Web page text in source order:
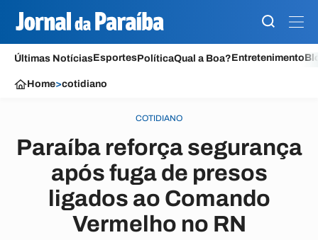
Últimas NotíciasEsportesPolíticaQual a Boa?Entretenimento
Home>cotidiano
COTIDIANO
Paraíba reforça segurança
após fuga de presos
ligados ao Comando
Vermelho no RN